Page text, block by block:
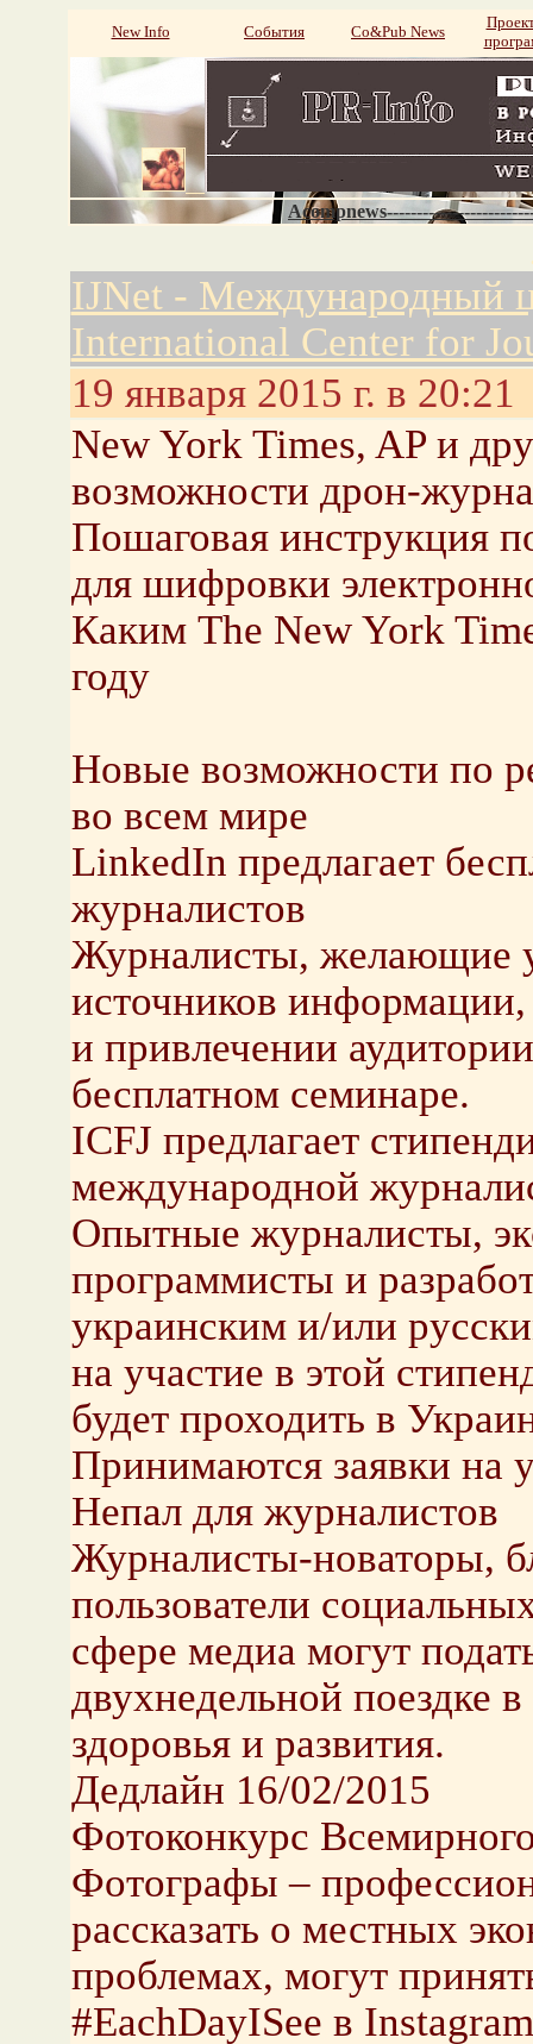
New Info События Со&Pub News
IJNet - Международный
International Center for
19 января 2015 г. в 20:21
New York Times, AP и
возможности дрон-
Пошаговая инструкция
для шифровки
Каким The New York
году
Новые возможности по
во всем мире
LinkedIn предлагает
журналистов
Журналисты, желающие
источников
и привлечении
бесплатном семинаре.
ICFJ предлагает
международной
Опытные журналисты,
программисты и
украинским и/или
на участие в этой
будет проходить в
Принимаются заявки на
Непал для журналистов
Журналисты-новаторы,
пользователи
сфере медиа могут
двухнедельной поездке
здоровья и развития.
Дедлайн 16/02/2015
Фотоконкурс
Фотографы –
рассказать о местных
проблемах, могут
#EachDayISee в